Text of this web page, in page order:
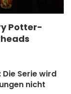
Potter-
Serie wird
nicht